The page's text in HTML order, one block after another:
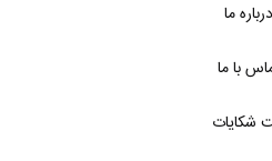
درباره ما
با ما
شکایات